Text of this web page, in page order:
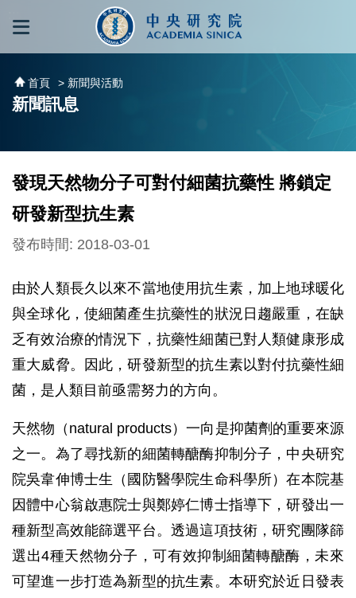
跳到主要內容區塊
首頁 > 新聞與活動
新聞訊息
發現天然物分子可對付細菌抗藥性 將鎖定
研發新型抗生素
發布時間: 2018-03-01
由於人類長久以來不當地使用抗生素，加上地球暖化
與全球化，使細菌產生抗藥性的狀況日趨嚴重，在缺
乏有效治療的情況下，抗藥性細菌已對人類健康形成
重大威脅。因此，研發新型的抗生素以對付抗藥性細
菌，是人類目前亟需努力的方向。
天然物（natural products）一向是抑菌劑的重要來源
之一。為了尋找新的細菌轉醣酶抑制分子，中央研究
院吳韋伸博士生（國防醫學院生命科學所）在本院基
因體中心翁啟惠院士與鄭婷仁博士指導下，研發出一
種新型高效能篩選平台。透過這項技術，研究團隊篩
選出4種天然物分子，可有效抑制細菌轉醣酶，未來
可望進一步打造為新型的抗生素。本研究於近日發表